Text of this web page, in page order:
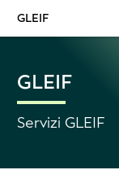
GLEIF
GLEIF
Servizi GLEIF